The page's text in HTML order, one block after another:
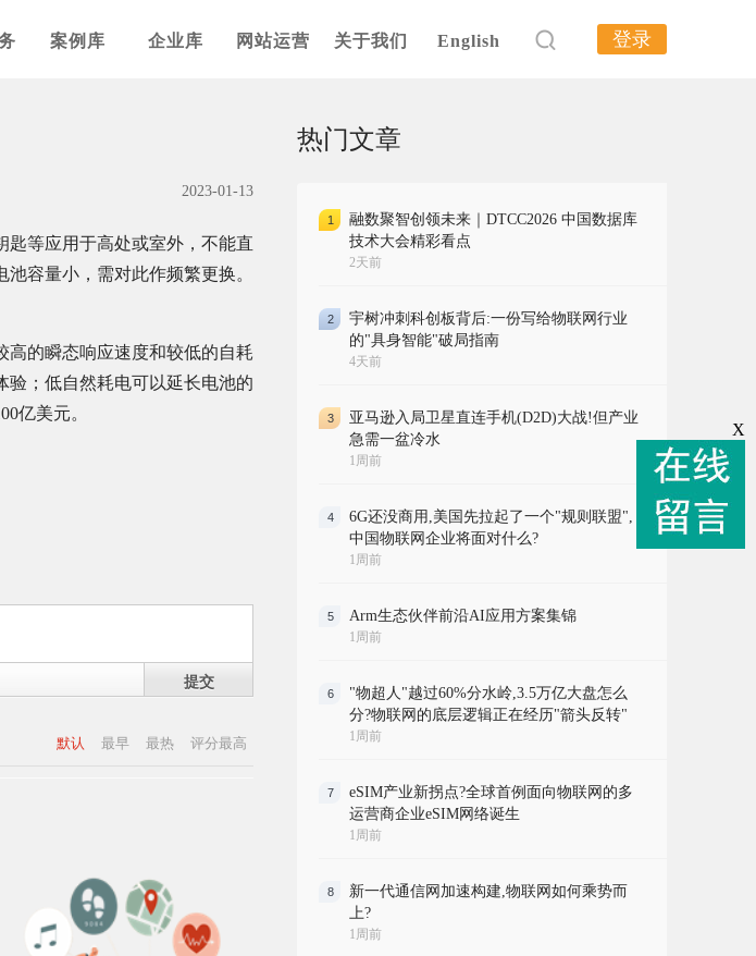
案例库 企业库 网站运营 关于我们 English 登录
2023-01-13
匙等应用于高处或室外，不能直
容量小，需对此作频繁更换。
高的瞬态响应速度和较低的自耗
验；低自然耗电可以延长电池的
亿美元。
提交
默认 最早 最热 评分最高
热门文章
1
融数聚智创领未来｜DTCC2026 中国数据库
技术大会精彩看点
2天前
2
宇树冲刺科创板背后:一份写给物联网行业
的"具身智能"破局指南
4天前
3
亚马逊入局卫星直连手机(D2D)大战!但产业
急需一盆冷水
1周前
4
6G还没商用,美国先拉起了一个"规则联盟",
中国物联网企业将面对什么?
1周前
5 Arm生态伙伴前沿AI应用方案集锦
1周前
6
"物超人"越过60%分水岭,3.5万亿大盘怎么
分?物联网的底层逻辑正在经历"箭头反转"
1周前
7
eSIM产业新拐点?全球首例面向物联网的多
运营商企业eSIM网络诞生
1周前
8
新一代通信网加速构建,物联网如何乘势而
上?
1周前
X